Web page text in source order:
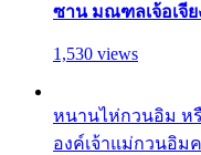
ซาน มณฑลเจ้อเจีย
1,530 views
หนานไห่กวนอิม ห
องค์เจ้าแม่กวนอิม